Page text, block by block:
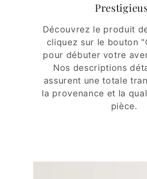
Découvrez le produit
cliquez sur le bouton
pour débuter votre
Nos descriptions
assurent une totale
la provenance et la
pièce.